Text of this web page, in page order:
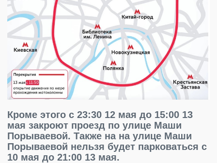
Кроме этого с 23:30 12 мая до 15:00 13
мая закроют проезд по улице Маши
Порываевой. Также на на улице Маши
Порываевой нельзя будет парковаться с
10 мая до 21:00 13 мая.